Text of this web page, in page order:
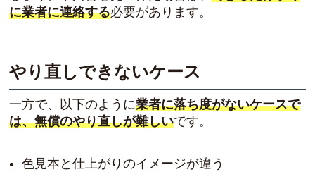
に業者に連絡する必要があります。
やり直しできないケース
一方で、以下のように業者に落ち度がないケースで
は、無償のやり直しが難しいです。
色見本と仕上がりのイメージが違う